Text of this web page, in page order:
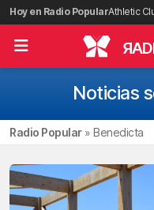
Saltar
al
contenido
Hoy en Radio PopularAthletic
R
Noticias
Radio Popular» Benedicta